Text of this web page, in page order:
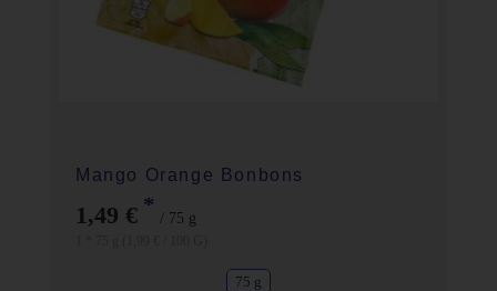
Mango Orange Bonbons
1,49 € * / 75 g
75 g